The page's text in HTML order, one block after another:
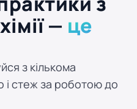
— це
з кількома
і стеж за роботою до